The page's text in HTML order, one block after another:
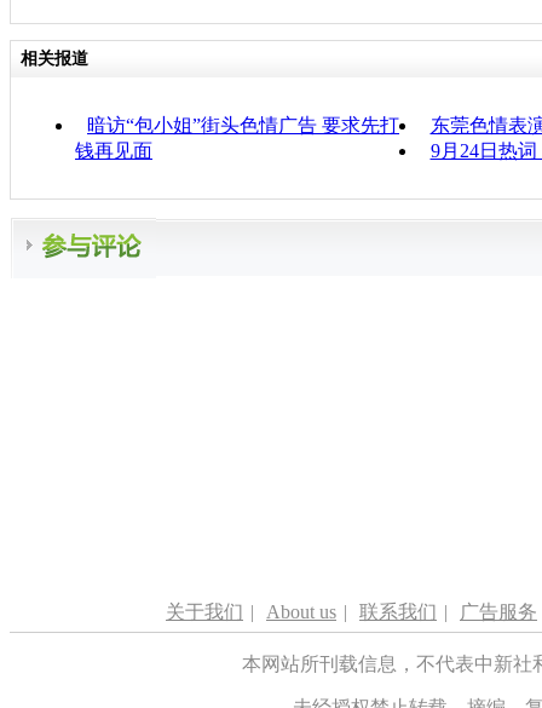
相关报道
暗访“包小姐”街头色情广告 要求先打
钱再见面
东莞色情表
9月24日热
关于我们 | About us | 联系我们 | 广告服务
本网站所刊载信息，不代表中新